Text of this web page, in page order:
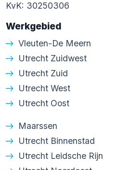
KvK: 30250306
Werkgebied
Vleuten-De Meern
Utrecht Zuidwest
Utrecht Zuid
Utrecht West
Utrecht Oost
Maarssen
Utrecht Binnenstad
Utrecht Leidsche Rijn